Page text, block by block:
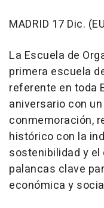
MADRID 17 Dic.
La Escuela de
primera escuela
referente en toda
aniversario con
conmemoración,
histórico con la
sostenibilidad y
palancas clave
económica y